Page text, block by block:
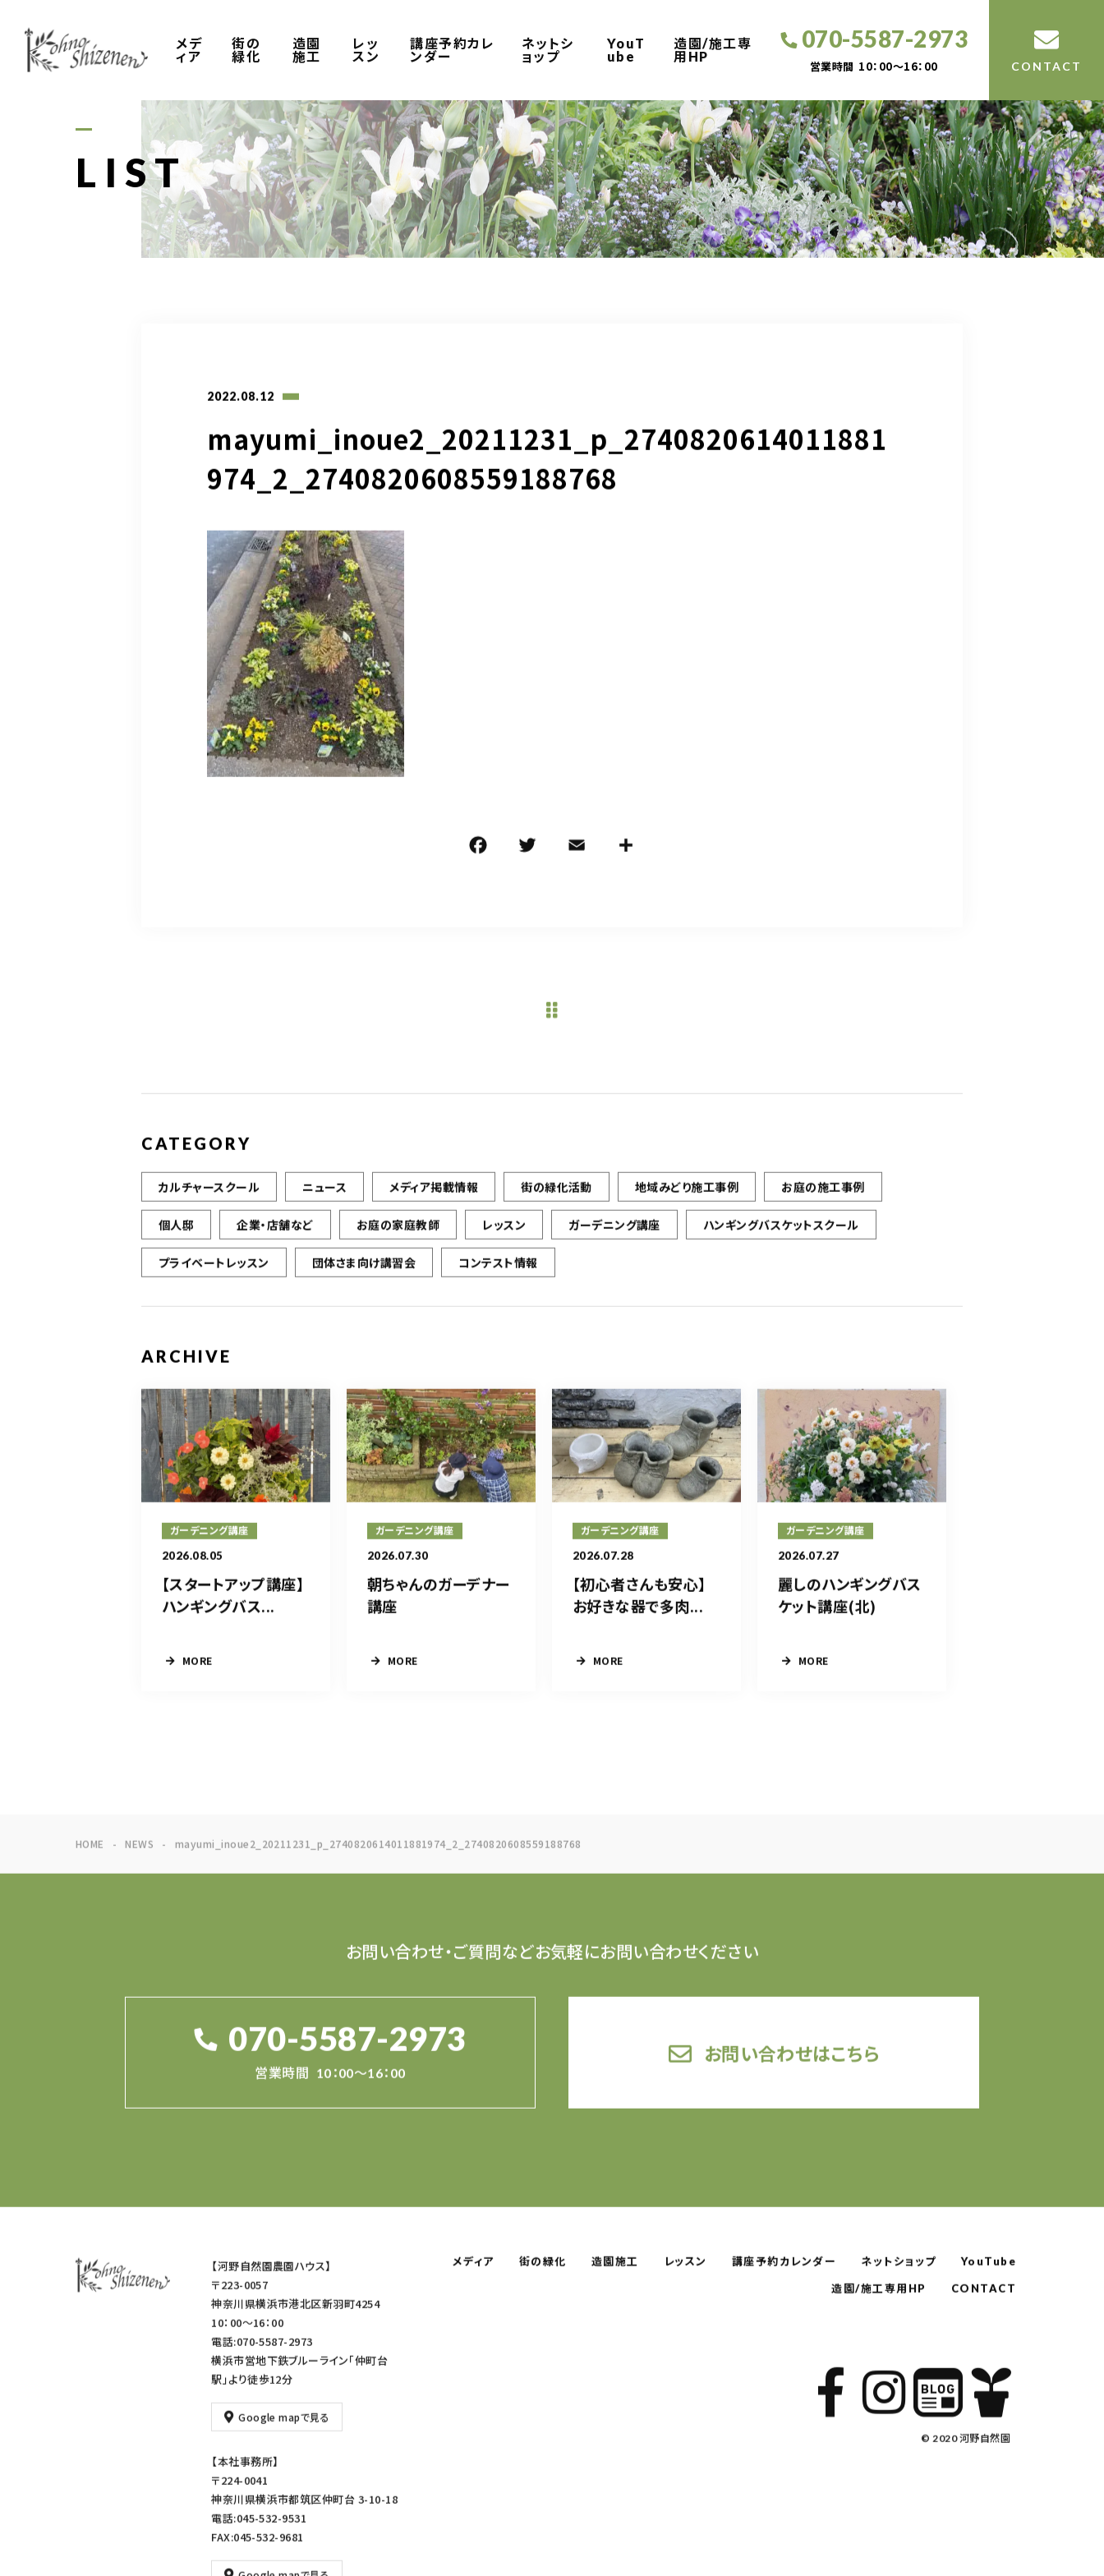
メデ
ィア
街の
緑化
造園
施工
レッ
スン
講座予約カレ
ンダー
ネットシ
ョップ
YouT
ube
造園/施工専
用HP
070-5587-2973
営業時間 10：00～16：00 CONTACT
LIST
2022.08.12
mayumi_inoue2_20211231_p_2740820614011881
974_2_2740820608559188768
CATEGORY
カルチャースクール ニュース メディア掲載情報 街の緑化活動 地域みどり施工事例 お庭の施工事例
個人邸 企業・店舗など お庭の家庭教師 レッスン ガーデニング講座 ハンギングバスケットスクール
プライベートレッスン 団体さま向け講習会 コンテスト情報
ARCHIVE
ガーデニング講座
2026.08.05
【スタートアップ講座】
ハンギングバス...
MORE
ガーデニング講座
2026.07.30
朝ちゃんのガーデナー
講座
MORE
ガーデニング講座
2026.07.28
【初心者さんも安心】
お好きな器で多肉...
MORE
ガーデニング講座
2026.07.27
麗しのハンギングバス
ケット講座(北)
MORE
HOME NEWS mayumi_inoue2_20211231_p_2740820614011881974_2_2740820608559188768
お問い合わせ・ご質問などお気軽にお問い合わせください
070-5587-2973
営業時間 10：00～16：00
お問い合わせはこちら
【河野自然園農園ハウス】
〒223-0057
神奈川県横浜市港北区新羽町4254
10：00～16：00
電話:070-5587-2973
横浜市営地下鉄ブルーライン「仲町台
駅」より徒歩12分
Google mapで見る
【本社事務所】
〒224-0041
神奈川県横浜市都筑区仲町台 3-10-18
電話:045-532-9531
FAX:045-532-9681
メディア 街の緑化 造園施工 レッスン 講座予約カレンダー ネットショップ YouTube
造園/施工専用HP CONTACT
© 2020 河野自然園